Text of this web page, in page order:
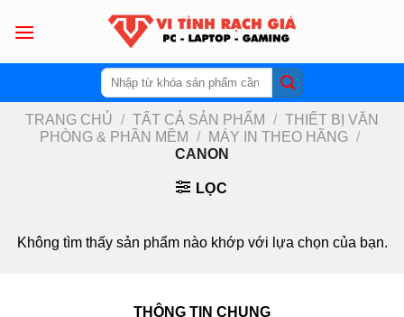
Tìm
kiếm:
TRANG CHỦ / TẤT CẢ SẢN PHẨM / THIẾT BỊ VĂN
PHÒNG & PHẦN MỀM
/ MÁY IN THEO HÃNG /
CANON
LỌC
Không tìm thấy sản phẩm nào khớp với lựa chọn của bạn.
THÔNG TIN CHUNG